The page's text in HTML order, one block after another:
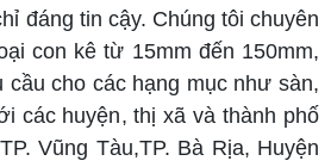
đáng tin cậy. Chúng tôi chuyên
con kê từ 15mm đến 150mm,
cầu cho các hạng mục như sàn,
các huyện, thị xã và thành phố
Vũng Tàu,TP. Bà Rịa, Huyện